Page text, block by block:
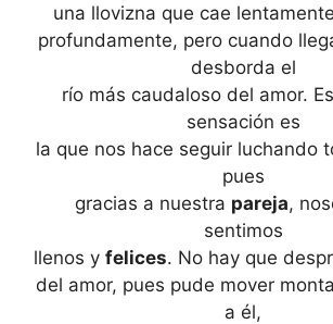
una llovizna que cae
profundamente, pero cuando
desborda el
río más caudaloso del amor.
sensación es
la que nos hace seguir luchando
pues
gracias a nuestra pareja,
sentimos
llenos y felices. No hay que
del amor, pues pude mover
a él,